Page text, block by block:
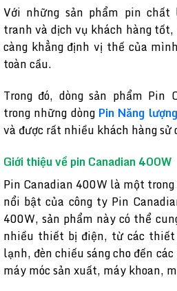
Với những sản phẩm pin chất
tranh và dịch vụ khách hàng tốt,
càng khẳng định vị thế của
toàn cầu.
Trong đó, dòng sản phẩm Pin
trong những dòng Pin Năng
và được rất nhiều khách hàng sử
Giới thiệu về pin Canadian 400W
Pin Canadian 400W là một
nổi bật của công ty Pin
400W, sản phẩm này có thể
nhiều thiết bị điện, từ các
lạnh, đèn chiếu sáng cho đến
máy móc sản xuất, máy khoan,